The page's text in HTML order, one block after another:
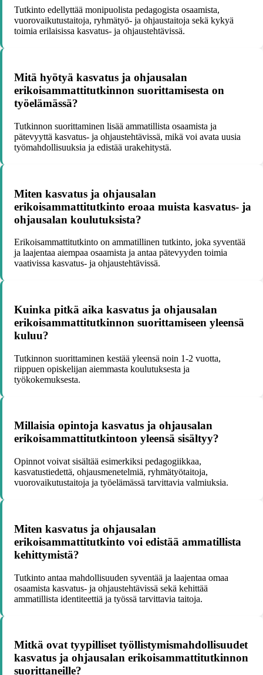
Tutkinto edellyttää monipuolista pedagogista osaamista,
vuorovaikutustaitoja, ryhmätyö- ja ohjaustaitoja sekä kykyä
toimia erilaisissa kasvatus- ja ohjaustehtävissä.
Mitä hyötyä kasvatus ja ohjausalan
erikoisammattitutkinnon suorittamisesta on
työelämässä?
Tutkinnon suorittaminen lisää ammatillista osaamista ja
pätevyyttä kasvatus- ja ohjaustehtävissä, mikä voi avata uusia
työmahdollisuuksia ja edistää urakehitystä.
Miten kasvatus ja ohjausalan
erikoisammattitutkinto eroaa muista kasvatus- ja
ohjausalan koulutuksista?
Erikoisammattitutkinto on ammatillinen tutkinto, joka syventää
ja laajentaa aiempaa osaamista ja antaa pätevyyden toimia
vaativissa kasvatus- ja ohjaustehtävissä.
Kuinka pitkä aika kasvatus ja ohjausalan
erikoisammattitutkinnon suorittamiseen yleensä
kuluu?
Tutkinnon suorittaminen kestää yleensä noin 1-2 vuotta,
riippuen opiskelijan aiemmasta koulutuksesta ja
työkokemuksesta.
Millaisia opintoja kasvatus ja ohjausalan
erikoisammattitutkintoon yleensä sisältyy?
Opinnot voivat sisältää esimerkiksi pedagogiikkaa,
kasvatustiedettä, ohjausmenetelmiä, ryhmätyötaitoja,
vuorovaikutustaitoja ja työelämässä tarvittavia valmiuksia.
Miten kasvatus ja ohjausalan
erikoisammattitutkinto voi edistää ammatillista
kehittymistä?
Tutkinto antaa mahdollisuuden syventää ja laajentaa omaa
osaamista kasvatus- ja ohjaustehtävissä sekä kehittää
ammatillista identiteettiä ja työssä tarvittavia taitoja.
Mitkä ovat tyypilliset työllistymismahdollisuudet
kasvatus ja ohjausalan erikoisammattitutkinnon
suorittaneille?